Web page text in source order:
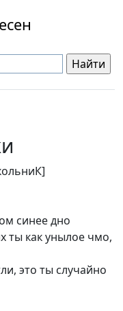
синее дно
ты как унылое чмо,
это ты случайно